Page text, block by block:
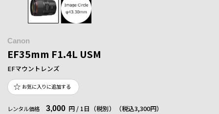
Canon
EF35mm F1.4L USM
EFマウントレンズ
お気に入りに追加する
レンタル価格 3,000 円 / 1日（税別） （税込3,300円）